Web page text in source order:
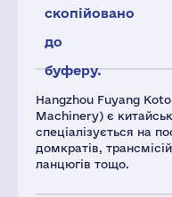
Hangzhou Fuyang
Machinery) є
спеціалізується на
домкратів,
ланцюгів тощо.
скопійовано
до
буферу.